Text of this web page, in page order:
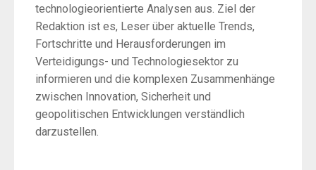
technologieorientierte Analysen aus. Ziel der
Redaktion ist es, Leser über aktuelle Trends,
Fortschritte und Herausforderungen im
Verteidigungs- und Technologiesektor zu
informieren und die komplexen Zusammenhänge
zwischen Innovation, Sicherheit und
geopolitischen Entwicklungen verständlich
darzustellen.